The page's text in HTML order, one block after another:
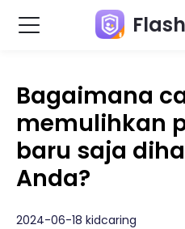
Bagaimana
memulihkan
baru saja
Anda?
2024-06-18 kidcaring